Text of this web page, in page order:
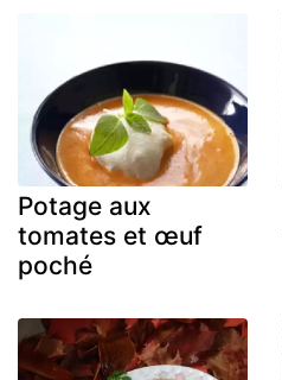
Potage aux
tomates et œuf
poché